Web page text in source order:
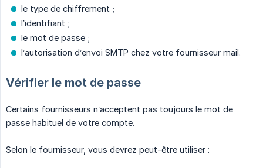
le type de chiffrement ;
l’identifiant ;
le mot de passe ;
l’autorisation d’envoi SMTP chez votre fournisseur mail.
Vérifier le mot de passe
Certains fournisseurs n’acceptent pas toujours le mot de
passe habituel de votre compte.
Selon le fournisseur, vous devrez peut-être utiliser :